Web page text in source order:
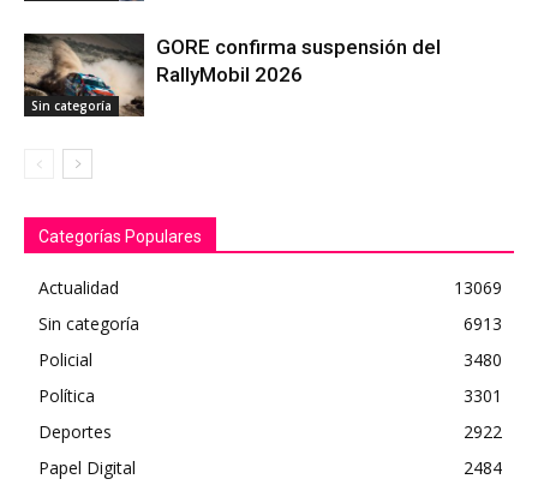
Sin categoría
GORE confirma suspensión del
RallyMobil 2026
Categorías Populares
Actualidad
13069
Sin categoría
6913
Policial
3480
Política
3301
Deportes
2922
Papel Digital
2484